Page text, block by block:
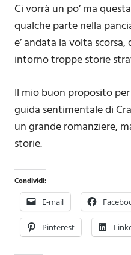
Ci vorrà un po’ ma
qualche parte nella
e’ andata la volta
intorno troppe storie
Il mio buon proposito
guida sentimentale di
un grande romanziere,
storie.
Condividi:
E-mail
Pinterest